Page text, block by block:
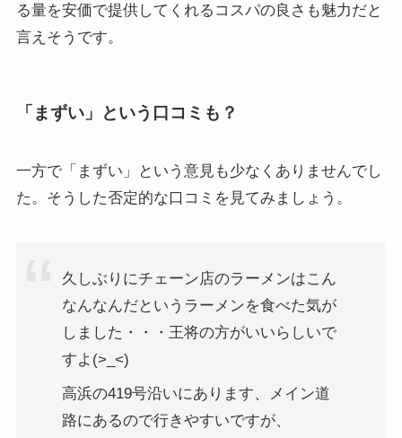
る量を安価で提供してくれるコスパの良さも魅力だと
言えそうです。
「まずい」という口コミも？
一方で「まずい」という意見も少なくありませんでし
た。そうした否定的な口コミを見てみましょう。
久しぶりにチェーン店のラーメンはこん
なんなんだというラーメンを食べた気が
しました・・・王将の方がいいらしいで
すよ(>_<)
高浜の419号沿いにあります、メイン道
路にあるので行きやすいですが、